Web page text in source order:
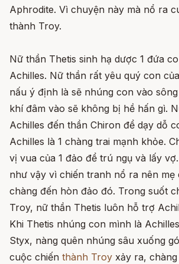
Aphrodite. Vì chuyện này mà nổ ra
thành Troy.
Nữ thần Thetis sinh hạ dược 1 đứa
Achilles. Nữ thần rất yêu quý con
nấu ý định là sẽ nhúng con vào
khí đâm vào sẽ không bị hề hấn gì.
Achilles đến thần Chiron để dạy dỗ
Achilles là 1 chàng trai mạnh khỏe.
vị vua của 1 đảo để trú ngụ và lấy
như vậy vì chiến tranh nổ ra nên mẹ
chàng đến hòn đảo đó. Trong suốt
Troy, nữ thần Thetis luôn hỗ trợ
Khi Thetis nhúng con mình là
Styx, nàng quên nhúng sâu xuống
cuộc chiến thành Troy xảy ra,